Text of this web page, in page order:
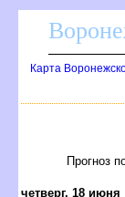
Карта
Прогноз
четверг, 18 июня